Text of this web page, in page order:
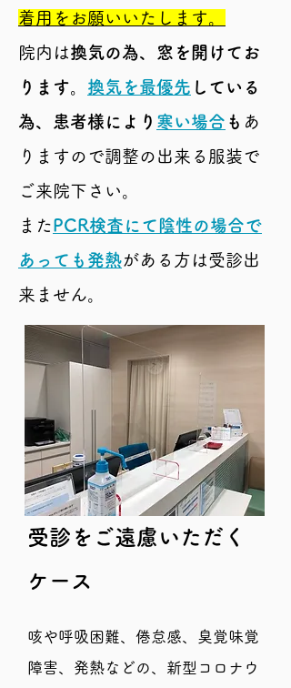
着用をお願いいたします。
院内は換気の為、窓を開けてお
ります。 換気を最優先 している
為、患者様により 寒い場合 も あ
りますので調整の出来る服装で
ご来院下さい。
またPCR検査にて陰性の場合で
あっても発熱がある方は受診出
来ません。
受診をご遠慮いただく
ケース
咳や呼吸困難、倦怠感、臭覚味覚
障害、発熱などの、新型コロナウ